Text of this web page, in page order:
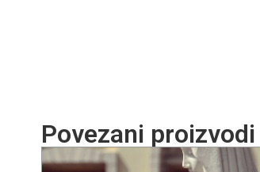
Povezani proizvodi